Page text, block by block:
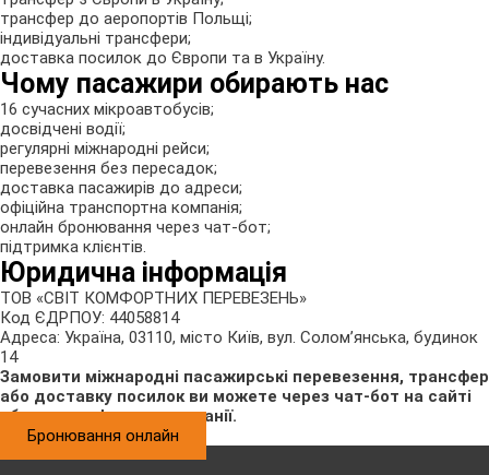
трансфер до аеропортів Польщі;
індивідуальні трансфери;
доставка посилок до Європи та в Україну.
Чому пасажири обирають нас
16 сучасних мікроавтобусів;
досвідчені водії;
регулярні міжнародні рейси;
перевезення без пересадок;
доставка пасажирів до адреси;
офіційна транспортна компанія;
онлайн бронювання через чат-бот;
підтримка клієнтів.
Юридична інформація
ТОВ «СВІТ КОМФОРТНИХ ПЕРЕВЕЗЕНЬ»
Код ЄДРПОУ: 44058814
Адреса: Україна, 03110, місто Київ, вул. Солом’янська, будинок
14
Замовити міжнародні пасажирські перевезення, трансфер
або доставку посилок ви можете через чат-бот на сайті
або за телефонами компанії.
Бронювання онлайн